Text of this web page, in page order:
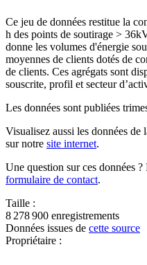
Ce jeu de données restitue la
h des points de soutirage >
donne les volumes d'énergie
moyennes de clients dotés de
de clients. Ces agrégats sont
souscrite, profil et secteur
Les données sont publiées
Visualisez aussi les données
sur notre site internet.
Une question sur ces données
formulaire de contact.
Taille :
8 278 900 enregistrements
Données issues de cette source
Propriétaire :